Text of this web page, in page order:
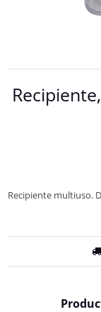
Recipiente multiuso.